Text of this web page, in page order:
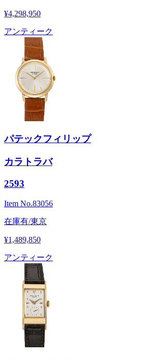
¥4,298,950
アンティーク
パテックフィリップ
カラトラバ
2593
Item No.83056
在庫有/東京
¥1,489,850
アンティーク